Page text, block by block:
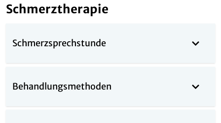
Schmerztherapie
Schmerzsprechstunde
Behandlungsmethoden